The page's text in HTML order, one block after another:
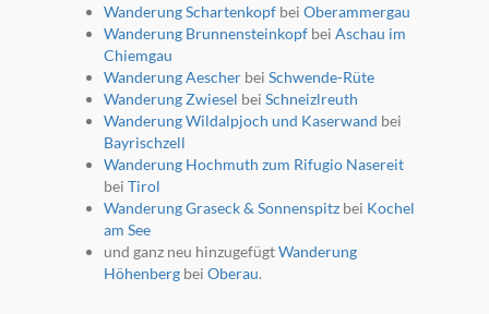
Wanderung Schartenkopfbei Oberammergau
Wanderung Brunnensteinkopfbei Aschau im
Chiemgau
Wanderung Aescherbei Schwende-Rüte
Wanderung Zwiesel bei Schneizlreuth
Wanderung Wildalpjoch und Kaserwand bei
Bayrischzell
Wanderung Hochmuth zum Rifugio Nasereit
bei Tirol
Wanderung Graseck & Sonnenspitz bei Kochel
am See
und ganz neu hinzugefügtWanderung
Höhenbergbei Oberau.